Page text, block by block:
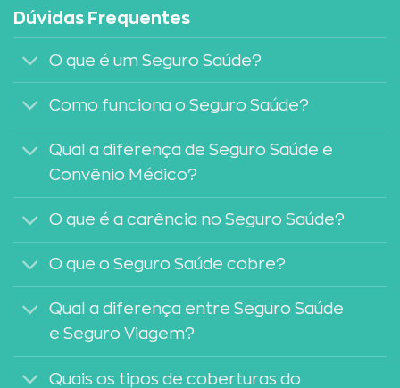
Dúvidas Frequentes
O que é um Seguro Saúde?
Como funciona o Seguro Saúde?
Qual a diferença de Seguro Saúde e
Convênio Médico?
O que é a carência no Seguro Saúde?
O que o Seguro Saúde cobre?
Qual a diferença entre Seguro Saúde
e Seguro Viagem?
Quais os tipos de coberturas do